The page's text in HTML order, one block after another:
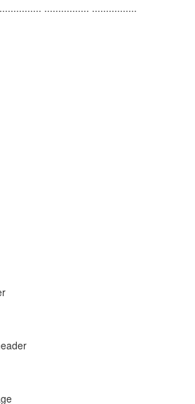
................ ................